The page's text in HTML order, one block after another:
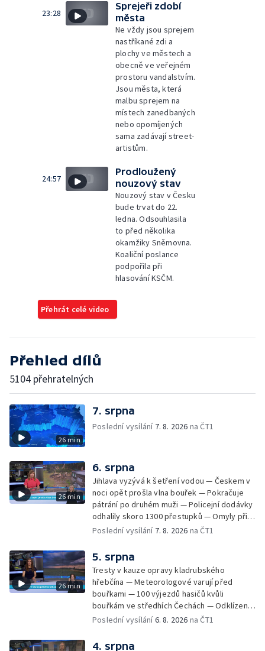
23:28
Sprejeři zdobí
města
Ne vždy jsou sprejem
nastříkané zdi a
plochy ve městech a
obecně ve veřejném
prostoru vandalstvím.
Jsou města, která
malbu sprejem na
místech zanedbaných
nebo opomíjených
sama zadávají street-
artistům.
24:57
Prodloužený
nouzový stav
Nouzový stav v Česku
bude trvat do 22.
ledna. Odsouhlasila
to před několika
okamžiky Sněmovna.
Koaliční poslance
podpořila při
hlasování KSČM.
Přehrát celé video
Přehled dílů
5104 přehratelných
26 min
7. srpna
Poslední vysílání 7. 8. 2026 na ČT1
26 min
6. srpna
Jihlava vyzývá k šetření vodou — Českem v
noci opět prošla vlna bouřek — Pokračuje
pátrání po druhém muži — Policejní dodávky
odhalily skoro 1300 přestupků — Omyly při
nouzovém volání o pomoc — Hradec Králové
rekord v hromadném seskoku parašutistů —
Chovné rybníky na Českolipsku pustoší
vydry — Instalace nové sochy v Mariánských
Lázních — Sedmiletý trest za dotační
podvod s projektem Technologického parku
v Písku — Dětský tábor na Brutal Assault —
Turistická trasa Svatojánské proudy zůstává
— Cestování za pozorováním noční oblohy
Poslední vysílání 7. 8. 2026 na ČT1
26 min
5. srpna
Tresty v kauze opravy kladrubského
hřebčína — Meteorologové varují před
bouřkami — 100 výjezdů hasičů kvůli
bouřkám ve středhích Čechách — Odklízení
škod po bouřkách — Hasiči likvidovali
Václavském náměstí — Necelý kilometr řeky
Poslední vysílání6. 8. 2026 na ČT1
4. srpna